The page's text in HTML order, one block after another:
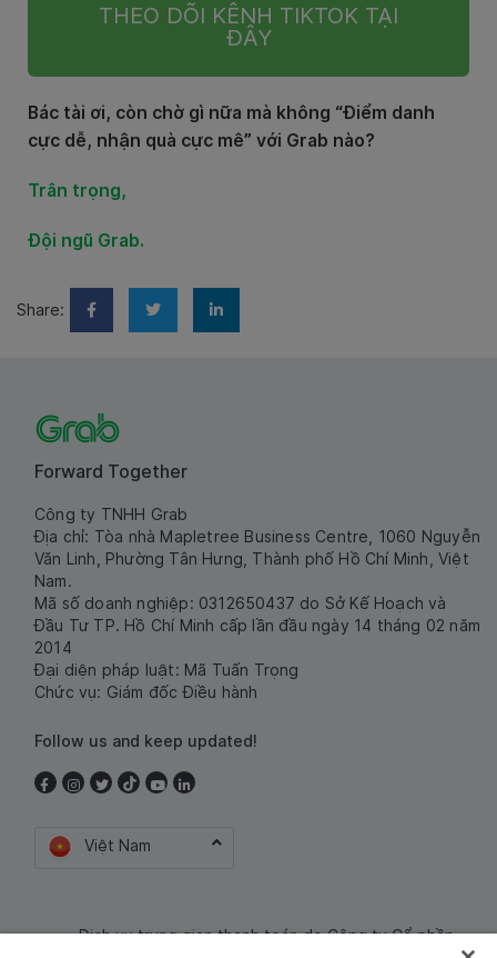
THEO DÕI KÊNH TIKTOK TẠI
ĐÂY
Bác tài ơi, còn chờ gì nữa mà không “Điểm danh
cực dễ, nhận quà cực mê” với Grab nào?
Trân trọng,
Đội ngũ Grab.
Share:
Forward Together
Công ty TNHH Grab
Địa chỉ: Tòa nhà Mapletree Business Centre, 1060 Nguyễn
Văn Linh, Phường Tân Hưng, Thành phố Hồ Chí Minh, Việt
Nam.
Mã số doanh nghiệp: 0312650437 do Sở Kế Hoạch và
Đầu Tư TP. Hồ Chí Minh cấp lần đầu ngày 14 tháng 02 năm
2014
Đại diện pháp luật: Mã Tuấn Trọng
Chức vụ: Giám đốc Điều hành
Follow us and keep updated!
Việt Nam
Dịch vụ trung gian thanh toán do Công ty Cổ phần